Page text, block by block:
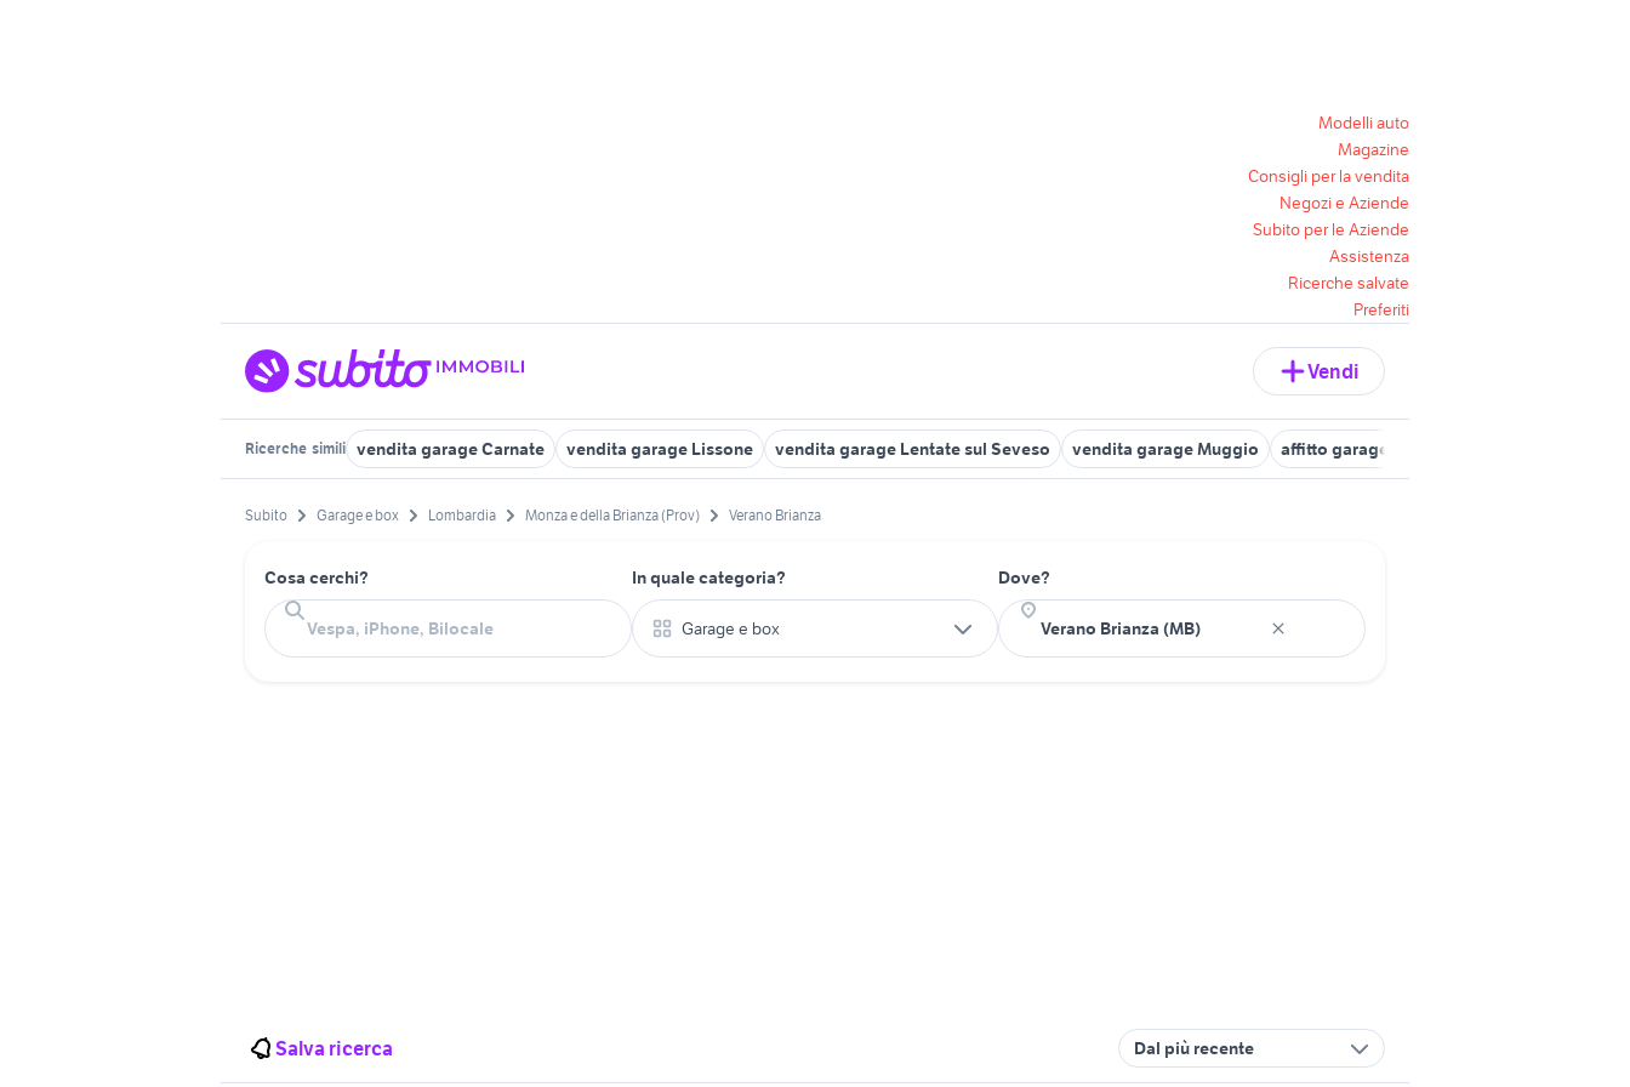
Modelli auto
Magazine
Consigli per la vendita
Negozi e Aziende
Subito per le Aziende
Assistenza
Ricerche salvate
Preferiti
Vendi
Ricerche simili vendita garage Carnate vendita garage Lissone vendita garage Lentate sul Seveso vendita garage Muggio affitto garage Monza e della Brianza
Subito Garage e box Lombardia Monza e della Brianza (Prov) Verano Brianza
Cosa cerchi? In quale categoria?
Garage e box
Dove?
Salva ricerca Dal più recente